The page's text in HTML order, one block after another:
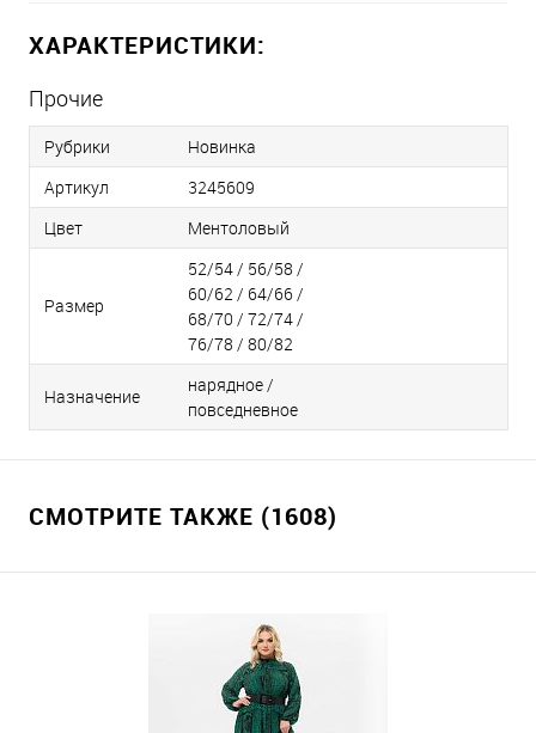
ХАРАКТЕРИСТИКИ:
Прочие
Рубрики
Новинка
Артикул
3245609
Цвет
Ментоловый
Размер
52/54 / 56/58 /
60/62 / 64/66 /
68/70 / 72/74 /
76/78 / 80/82
Назначение
нарядное /
повседневное
СМОТРИТЕ ТАКЖЕ (1608)